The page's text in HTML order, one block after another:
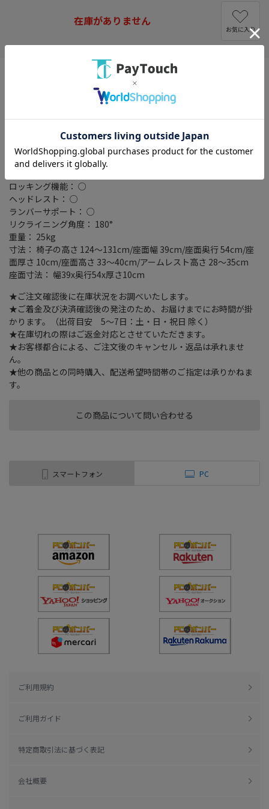
この商品について問い合わせる
在庫がありません
お気に入り
タイプ： アームレスト付
ゲーミングチェア： ○
テイスト： シンプル/モダン
部 高密度モールドウレタンフォーム/脚部 スチール/フレーム メタ
ル/キャスター PU(ポリウレタン)
高さ調節機能： 33～40cm
耐荷重： 150kg
ロッキング機能： ○
ヘッドレスト： ○
ランバーサポート： ○
リクライニング角度： 180°
重量： 25kg
寸法： 椅子の高さ 124～131cm/座面幅 39cm/座面奥行 54cm/座
面厚さ 10cm/座面高さ 33～40cm/アームレスト高さ 28～35cm
座面寸法： 幅39x奥行54x厚さ10cm
★ご注文確認後に在庫状況をお調べいたします。
★ご着金及び決済確認後の発注のため、お届けまでにお時間が掛
かります。（出荷目安 5～7日：土・日・祝日 除く）
★在庫切れの際はご返金対応とさせていただきます。
★お客様都合による、ご注文後のキャンセル・返品は承れませ
ん。
★他の商品との同時購入、配送希望時間帯のご指定は承りかねま
す。
スマートフォン PC
ご利用規約
ご利用ガイド
特定商取引法に基づく表記
会社概要